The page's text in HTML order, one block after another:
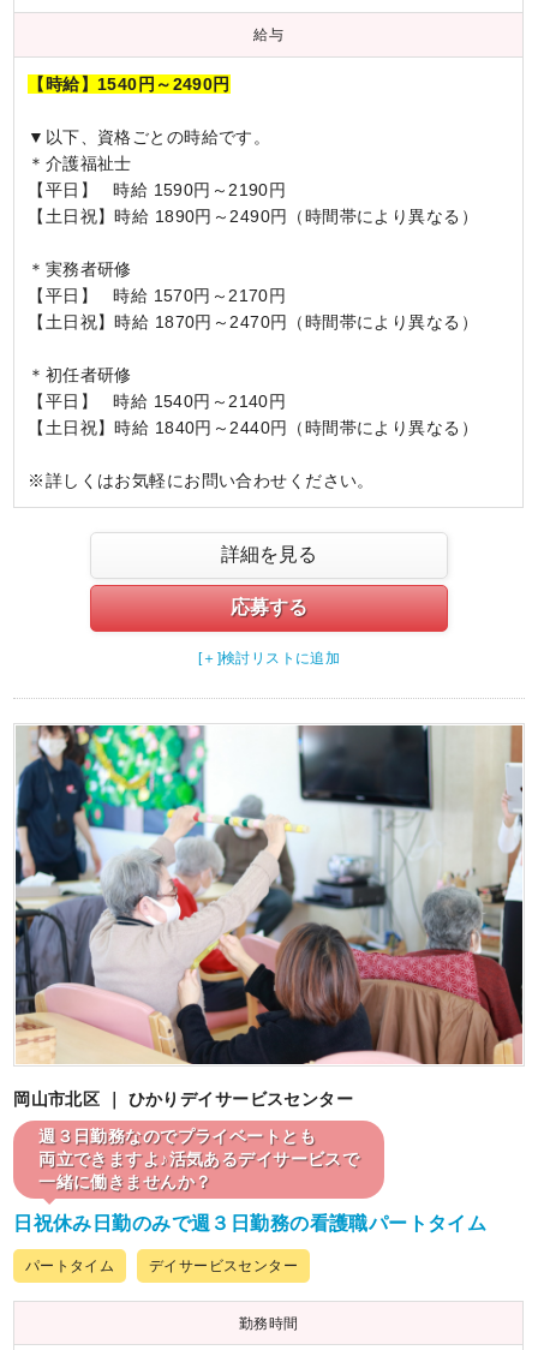
給与
【時給】1540円～2490円
▼以下、資格ごとの時給です。
＊介護福祉士
【平日】 時給 1590円～2190円
【土日祝】時給 1890円～2490円（時間帯により異なる）
＊実務者研修
【平日】 時給 1570円～2170円
【土日祝】時給 1870円～2470円（時間帯により異なる）
＊初任者研修
【平日】 時給 1540円～2140円
【土日祝】時給 1840円～2440円（時間帯により異なる）
※詳しくはお気軽にお問い合わせください。
詳細を見る
応募する
[＋]検討リストに追加
岡山市北区 ｜ ひかりデイサービスセンター
週３日勤務なのでプライベートとも
両立できますよ♪活気あるデイサービスで
一緒に働きませんか？
日祝休み日勤のみで週３日勤務の看護職パートタイム
パートタイム デイサービスセンター
勤務時間